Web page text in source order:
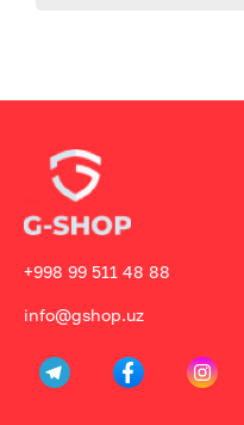
+998 99 511 48 88
info@gshop.uz